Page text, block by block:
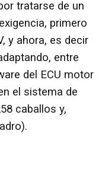
tratarse de un
primero
y ahora, es decir
entre
del ECU motor
el sistema de
caballos y,